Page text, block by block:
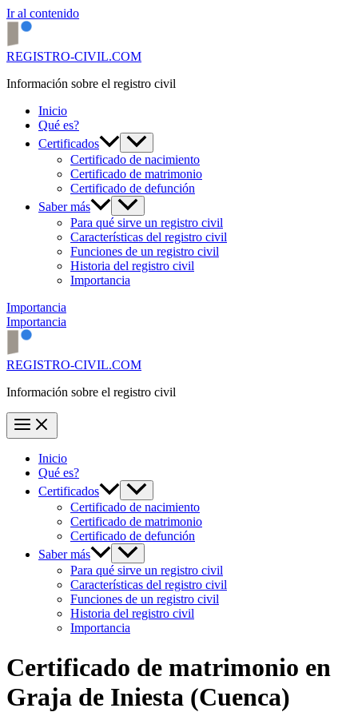
Ir al contenido
REGISTRO-CIVIL.COM
Información sobre el registro civil
Inicio
Qué es?
Certificados
Certificado de nacimiento
Certificado de matrimonio
Certificado de defunción
Saber más
Para qué sirve un registro civil
Características del registro civil
Funciones de un registro civil
Historia del registro civil
Importancia
Importancia
Importancia
REGISTRO-CIVIL.COM
Información sobre el registro civil
Inicio
Qué es?
Certificados
Certificado de nacimiento
Certificado de matrimonio
Certificado de defunción
Saber más
Para qué sirve un registro civil
Características del registro civil
Funciones de un registro civil
Historia del registro civil
Importancia
Certificado de matrimonio en
Graja de Iniesta (Cuenca)